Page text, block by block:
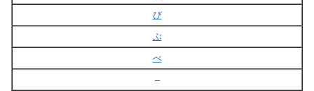
び
ぶ
べ
–